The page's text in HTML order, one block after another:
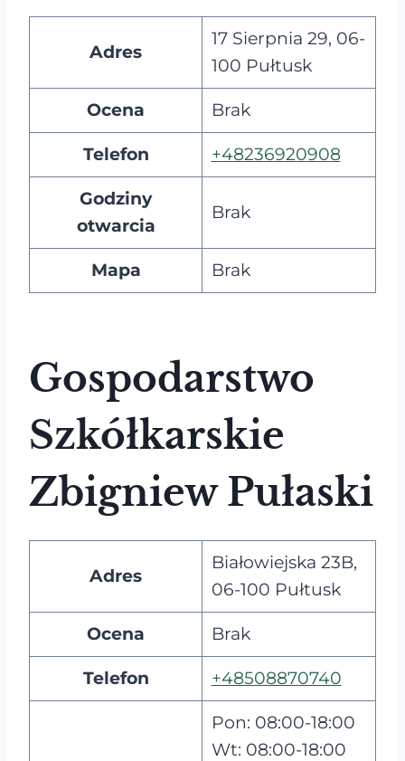
Adres
17 Sierpnia 29, 06-
100 Pułtusk
Ocena Brak
Telefon +48236920908
Godziny
otwarcia
Brak
Mapa Brak
Gospodarstwo
Szkółkarskie
Zbigniew Pułaski
Adres
Białowiejska 23B,
06-100 Pułtusk
Ocena Brak
Telefon +48508870740
Pon: 08:00-18:00
Wt: 08:00-18:00